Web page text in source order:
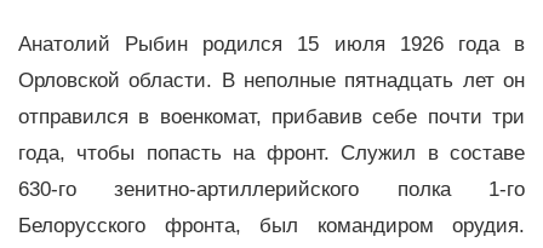
Анатолий Рыбин родился 15 июля 1926 года в
Орловской области. В неполные пятнадцать лет он
отправился в военкомат, прибавив себе почти три
года, чтобы попасть на фронт. Служил в составе
630-го зенитно-артиллерийского полка 1-го
Белорусского фронта, был командиром орудия.